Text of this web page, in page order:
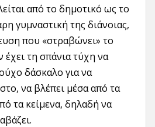
από το δημοτικό ως το
γυμναστική της διάνοιας,
που «στραβώνει» το
έχει τη σπάνια τύχη να
δάσκαλο για να
να βλέπει μέσα από τα
τα κείμενα, δηλαδή να